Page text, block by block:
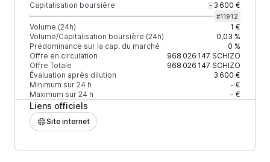
Capitalisation boursière - 3 600 €
#11912
Volume (24h)
1 €
Volume/Capitalisation boursière (24h)
0,03 %
Prédominance sur la cap. du marché
0 %
Offre en circulation
968 026 147 SCHIZO
Offre Totale
968 026 147 SCHIZO
Évaluation après dilution
3 600 €
Minimum sur 24 h
- €
Maximum sur 24 h
- €
Liens officiels
Site internet